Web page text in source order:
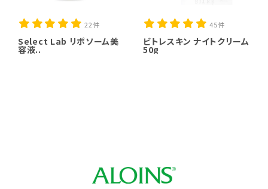
22件
Select Lab リポソーム美
容液..
45件
ビトレスキン ナイトクリーム
50g